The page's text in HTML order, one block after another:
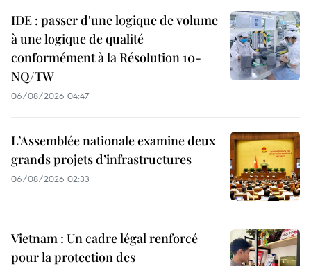
IDE : passer d'une logique de volume
à une logique de qualité
conformément à la Résolution 10-
NQ/TW
06/08/2026 04:47
L’Assemblée nationale examine deux
grands projets d’infrastructures
06/08/2026 02:33
Vietnam : Un cadre légal renforcé
pour la protection des